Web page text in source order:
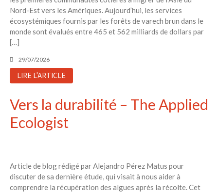
Nord-Est vers les Amériques. Aujourd’hui, les services
écosystémiques fournis par les forêts de varech brun dans le
monde sont évalués entre 465 et 562 milliards de dollars par
[…]
29/07/2026
LIRE L'ARTICLE
Vers la durabilité – The Applied
Ecologist
Article de blog rédigé par Alejandro Pérez Matus pour
discuter de sa dernière étude, qui visait à nous aider à
comprendre la récupération des algues après la récolte. Cet